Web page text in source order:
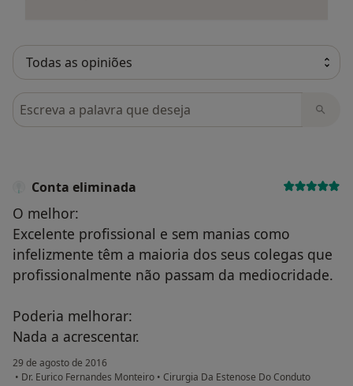
Pesquisar em opiniões
Conta eliminada
O melhor:
Excelente profissional e sem manias como
infelizmente têm a maioria dos seus colegas que
profissionalmente não passam da mediocridade.
Poderia melhorar:
Nada a acrescentar.
29 de agosto de 2016
• Dr. Eurico Fernandes Monteiro • Cirurgia Da Estenose Do Conduto